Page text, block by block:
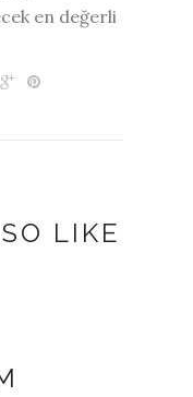
en değerli
LIKE